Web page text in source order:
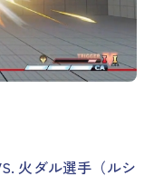
火ダル選手（ルシ